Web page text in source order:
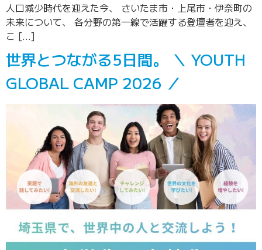
人口減少時代を迎えた今、 さいたま市・上尾市・伊奈町の
未来について、 各分野の第一線で活躍する登壇者を迎え、
こ […]
世界とつながる5日間。 ＼ YOUTH
GLOBAL CAMP 2026 ／